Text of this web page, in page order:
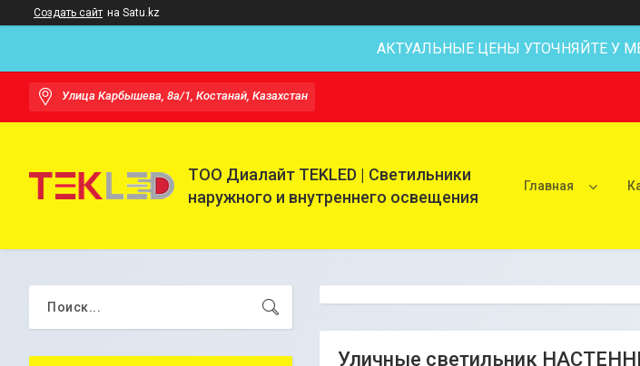
Создать сайт на Satu.kz
АКТУАЛЬНЫЕ ЦЕНЫ УТОЧНЯЙТЕ У
Улица Карбышева, 8а/1, Костанай, Казахстан
ТОО Диалайт TEKLED | Светильники
наружного и внутреннего освещения
Главная
Уличные светильник